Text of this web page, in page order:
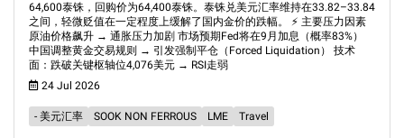
64,600泰铢，回购价为64,400泰铢。泰铢兑美元汇率维持在33.82–33.84
之间，轻微贬值在一定程度上缓解了国内金价的跌幅。 ⚡ 主要压力因素
原油价格飙升 → 通胀压力加剧 市场预期Fed将在9月加息（概率83%）
中国调整黄金交易规则 → 引发强制平仓（Forced Liquidation） 技术
面：跌破关键枢轴位4,076美元 → RSI走弱
24 Jul 2026
- 美元汇率 SOOK NON FERROUS LME Travel